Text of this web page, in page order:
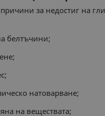
за недостиг на
белтъчини;
натоварване;
на веществата;